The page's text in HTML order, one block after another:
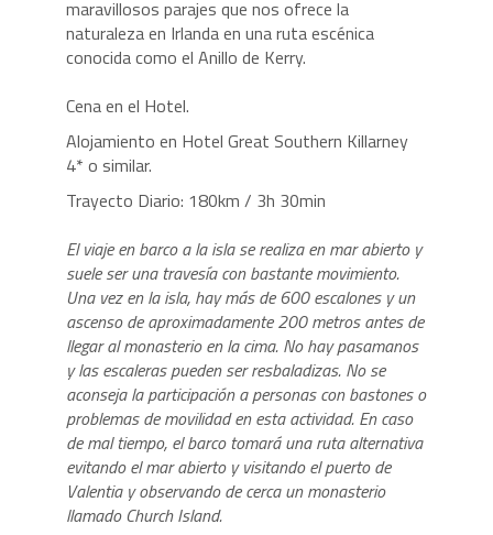
maravillosos parajes que nos ofrece la
naturaleza en Irlanda en una ruta escénica
conocida como el Anillo de Kerry.
Cena en el Hotel.
Alojamiento en Hotel Great Southern Killarney
4* o similar.
Trayecto Diario: 180km / 3h 30min
El viaje en barco a la isla se realiza en mar abierto y
suele ser una travesía con bastante movimiento.
Una vez en la isla, hay más de 600 escalones y un
ascenso de aproximadamente 200 metros antes de
llegar al monasterio en la cima. No hay pasamanos
y las escaleras pueden ser resbaladizas. No se
aconseja la participación a personas con bastones o
problemas de movilidad en esta actividad. En caso
de mal tiempo, el barco tomará una ruta alternativa
evitando el mar abierto y visitando el puerto de
Valentia y observando de cerca un monasterio
llamado Church Island.